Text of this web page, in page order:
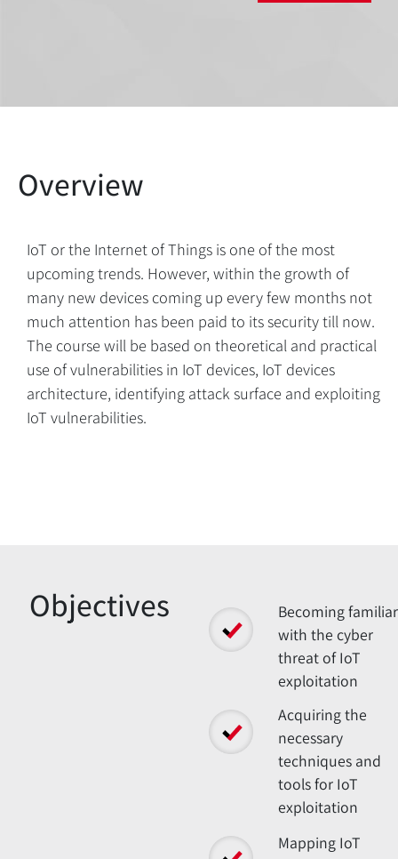
IoT or the Internet of Things is one of the most
upcoming trends. However, within the growth of
many new devices coming up every few months not
much attention has been paid to its security till now.
The course will be based on theoretical and practical
use of vulnerabilities in IoT devices, IoT devices
architecture, identifying attack surface and exploiting
IoT vulnerabilities.